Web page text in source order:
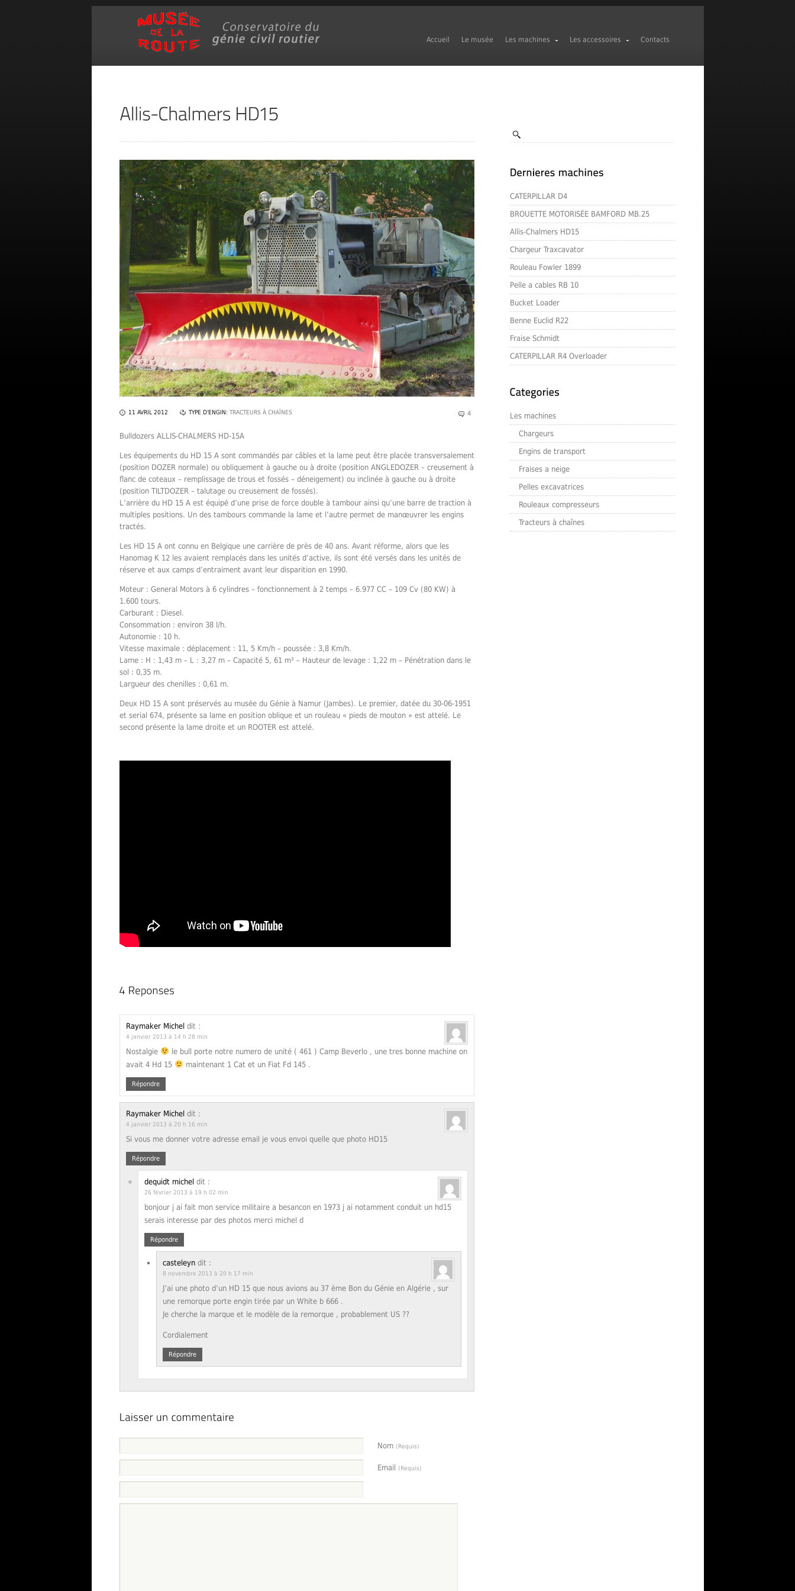
Accueil Le musée Les machines Les accessoires Contacts
CATERPILLAR D4
BROUETTE MOTORISÉE BAMFORD MB.25
Allis-Chalmers HD15
Chargeur Traxcavator
Rouleau Fowler 1899
Pelle a cables RB 10
Bucket Loader
Benne Euclid R22
Fraise Schmidt
CATERPILLAR R4 Overloader
Les machines
Chargeurs
Engins de transport
Fraises a neige
Pelles excavatrices
Rouleaux compresseurs
Tracteurs à chaînes
11 AVRIL 2012 TYPE D'ENGIN: TRACTEURS À CHAÎNES 4
Bulldozers ALLIS-CHALMERS HD-15A
Les équipements du HD 15 A sont commandés par câbles et la lame peut être placée transversalement
(position DOZER normale) ou obliquement à gauche ou à droite (position ANGLEDOZER – creusement à
flanc de coteaux – remplissage de trous et fossés – déneigement) ou inclinée à gauche ou à droite
(position TILTDOZER – talutage ou creusement de fossés).
L’arrière du HD 15 A est équipé d’une prise de force double à tambour ainsi qu’une barre de traction à
multiples positions. Un des tambours commande la lame et l’autre permet de manœuvrer les engins
tractés.
Les HD 15 A ont connu en Belgique une carrière de près de 40 ans. Avant réforme, alors que les
Hanomag K 12 les avaient remplacés dans les unités d’active, ils sont été versés dans les unités de
réserve et aux camps d’entraiment avant leur disparition en 1990.
Moteur : General Motors à 6 cylindres – fonctionnement à 2 temps – 6.977 CC – 109 Cv (80 KW) à
1.600 tours.
Carburant : Diesel.
Consommation : environ 38 l/h.
Autonomie : 10 h.
Vitesse maximale : déplacement : 11, 5 Km/h – poussée : 3,8 Km/h.
Lame : H : 1,43 m – L : 3,27 m – Capacité 5, 61 m³ – Hauteur de levage : 1,22 m – Pénétration dans le
sol : 0,35 m.
Largueur des chenilles : 0,61 m.
Deux HD 15 A sont préservés au musée du Génie à Namur (Jambes). Le premier, datée du 30-06-1951
et serial 674, présente sa lame en position oblique et un rouleau « pieds de mouton » est attelé. Le
second présente la lame droite et un ROOTER est attelé.
Raymaker Michel dit :
4 janvier 2013 à 14 h 28 min
Nostalgie
le bull porte notre numero de unité ( 461 ) Camp Beverlo , une tres bonne machine on
avait 4 Hd 15
maintenant 1 Cat et un Fiat Fd 145 .
Répondre
Raymaker Michel dit :
4 janvier 2013 à 20 h 16 min
Si vous me donner votre adresse email je vous envoi quelle que photo HD15
Répondre
dequidt michel dit :
26 février 2013 à 19 h 02 min
bonjour j ai fait mon service militaire a besancon en 1973 j ai notamment conduit un hd15
serais interesse par des photos merci michel d
Répondre
casteleyn dit :
8 novembre 2013 à 20 h 17 min
J’ai une photo d’un HD 15 que nous avions au 37 ème Bon du Génie en Algérie , sur
une remorque porte engin tirée par un White b 666 .
Je cherche la marque et le modèle de la remorque , probablement US ??
Cordialement
Répondre
Nom (Requis)
Email (Requis)